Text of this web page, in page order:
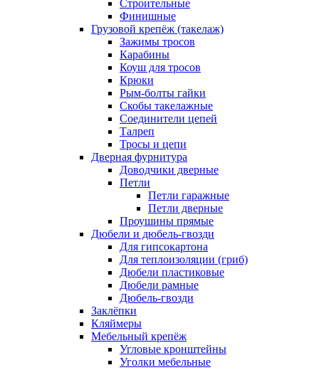
Строительные
Финишные
Грузовой крепёж (такелаж)
Зажимы тросов
Карабины
Коуш для тросов
Крюки
Рым-болты гайки
Скобы такелажные
Соединители цепей
Талреп
Тросы и цепи
Дверная фурнитура
Доводчики дверные
Петли
Петли гаражные
Петли дверные
Проушины прямые
Дюбели и дюбель-гвозди
Для гипсокартона
Для теплоизоляции (гриб)
Дюбели пластиковые
Дюбели рамные
Дюбель-гвозди
Заклёпки
Кляймеры
Мебельный крепёж
Угловые кронштейны
Уголки мебельные